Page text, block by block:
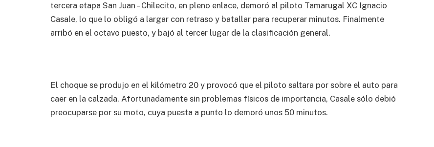
tercera etapa San Juan – Chilecito, en pleno enlace, demoró al piloto Tamarugal XC Ignacio
Casale, lo que lo obligó a largar con retraso y batallar para recuperar minutos. Finalmente
arribó en el octavo puesto, y bajó al tercer lugar de la clasificación general.
El choque se produjo en el kilómetro 20 y provocó que el piloto saltara por sobre el auto para
caer en la calzada. Afortunadamente sin problemas físicos de importancia, Casale sólo debió
preocuparse por su moto, cuya puesta a punto lo demoró unos 50 minutos.